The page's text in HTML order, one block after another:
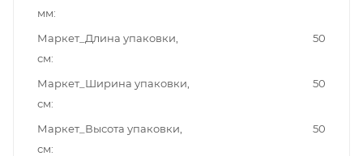
мм
Маркет_Длина упаковки,
см
50
Маркет_Ширина упаковки,
см
50
Маркет_Высота упаковки,
см
50